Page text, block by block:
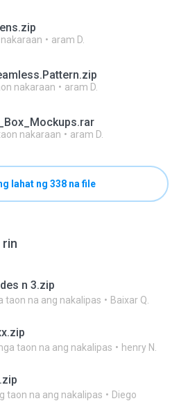
aram D.
nakaraan aram D.
nakaraan aram D.
lahat ng 338 na file
rin
n 3.zip
taon na ang nakalipas Baixar Q.
taon na ang nakalipas henry N.
taon na ang nakalipas Diego